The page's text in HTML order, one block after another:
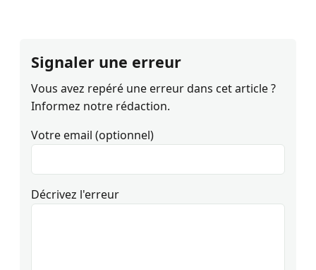
Signaler une erreur
Vous avez repéré une erreur dans cet article ?
Informez notre rédaction.
Votre email (optionnel)
Décrivez l'erreur